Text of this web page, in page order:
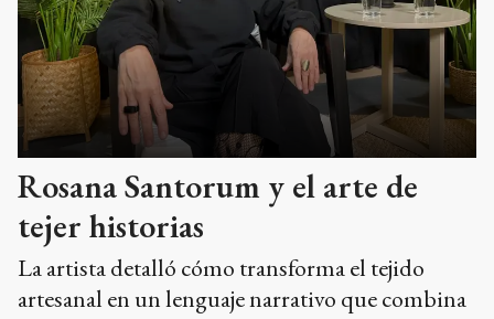
Rosana Santorum y el arte de
tejer historias
La artista detalló cómo transforma el tejido
artesanal en un lenguaje narrativo que combina